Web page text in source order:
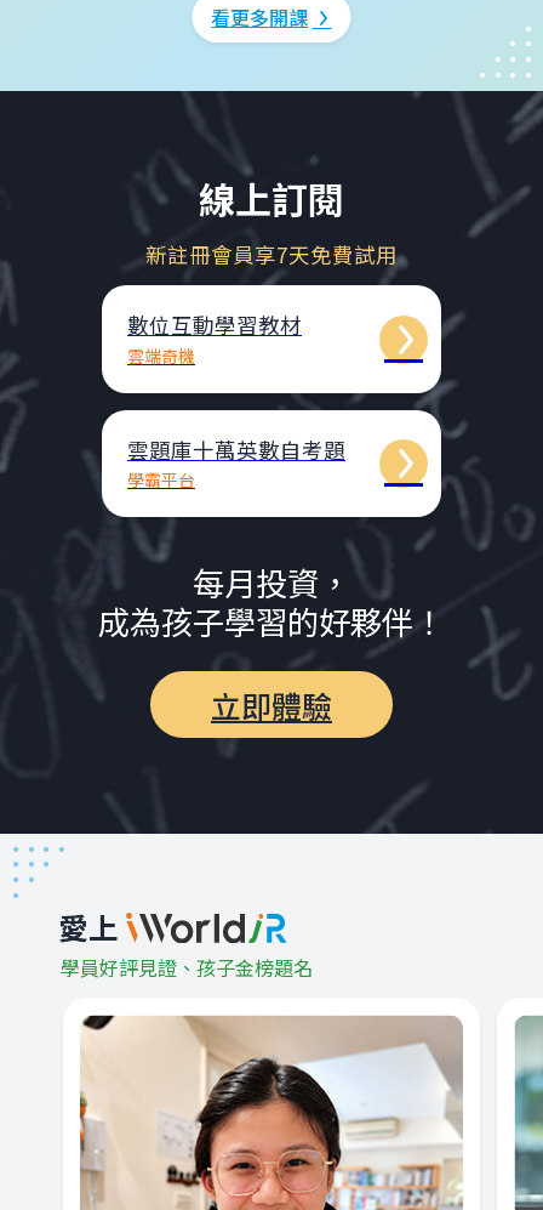
看更多開課
線上訂閱
新註冊會員享7天免費試用
數位互動學習教材
雲端奇機
雲題庫十萬英數自考題
學霸平台
每月投資，
成為孩子學習的好夥伴！
立即體驗
愛上
學員好評見證、孩子金榜題名